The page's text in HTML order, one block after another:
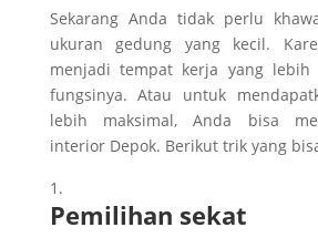
Sekarang Anda tidak perlu
ukuran gedung yang kecil.
menjadi tempat kerja yang
fungsinya. Atau untuk
lebih maksimal, Anda bisa
interior Depok. Berikut trik yang
Pemilihan sekat